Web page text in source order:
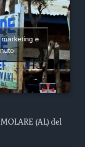
e
(AL) del